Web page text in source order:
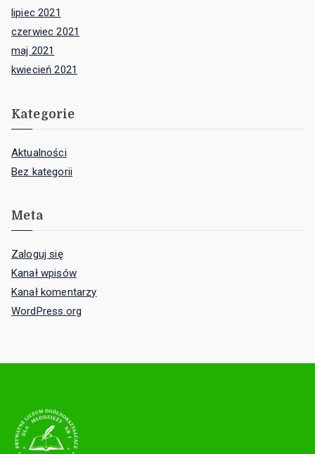
lipiec 2021
czerwiec 2021
maj 2021
kwiecień 2021
Kategorie
Aktualności
Bez kategorii
Meta
Zaloguj się
Kanał wpisów
Kanał komentarzy
WordPress.org